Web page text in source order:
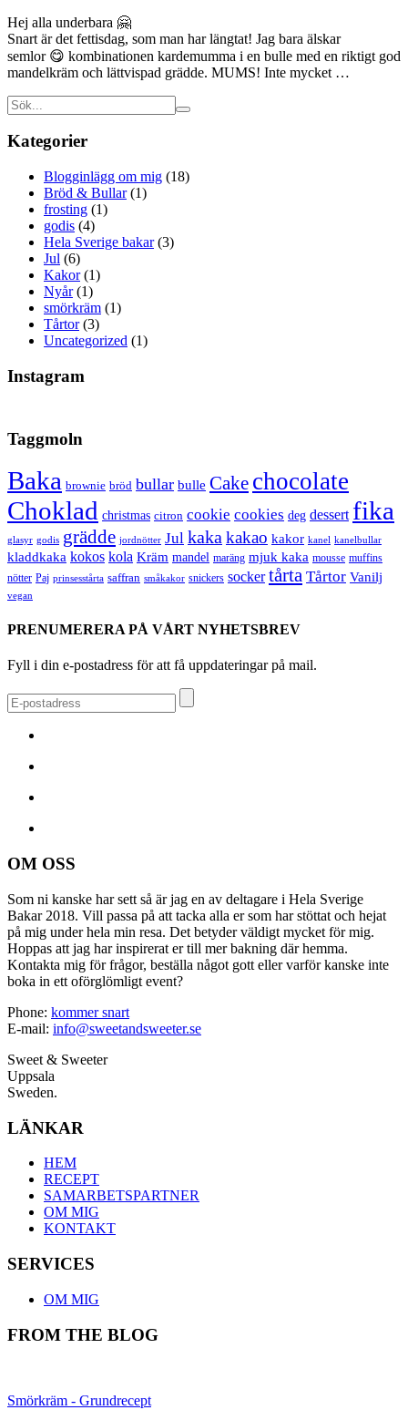
Hej alla underbara 🤗
Snart är det fettisdag, som man har längtat! Jag bara älskar
semlor 😋 kombinationen kardemumma i en bulle med en riktigt god
mandelkräm och lättvispad grädde. MUMS! Inte mycket …
Kategorier
Blogginlägg om mig (18)
Bröd & Bullar(1)
frosting (1)
godis (4)
Hela Sverige bakar(3)
Jul (6)
Kakor(1)
Nyår(1)
smörkräm (1)
Tårtor(3)
Uncategorized (1)
Instagram
Taggmoln
Baka brownie bröd bullar bulle Cake chocolate
Choklad christmas citron cookie cookies deg dessert fika
glasyr godis grädde jordnötter Jul kaka kakao kakor kanel kanelbullar
kladdkaka kokos kola Kräm mandel maräng mjuk kaka mousse muffins
nötter Paj prinsesstårta saffran småkakor snickers socker tårta Tårtor Vanilj
vegan
PRENUMERERA PÅ VÅRT NYHETSBREV
Fyll i din e-postadress för att få uppdateringar på mail.
OM OSS
Som ni kanske har sett så är jag en av deltagare i Hela Sverige
Bakar 2018. Vill passa på att tacka alla er som har stöttat och hejat
på mig under hela min resa. Det betyder väldigt mycket för mig.
Hoppas att jag har inspirerat er till mer bakning där hemma.
Kontakta mig för frågor, beställa något gott eller varför kanske inte
boka in ett oförglömligt event?
Phone: kommer snart
E-mail: info@sweetandsweeter.se
Sweet & Sweeter
Uppsala
Sweden.
LÄNKAR
HEM
RECEPT
SAMARBETSPARTNER
OM MIG
KONTAKT
SERVICES
OM MIG
FROM THE BLOG
Smörkräm - Grundrecept